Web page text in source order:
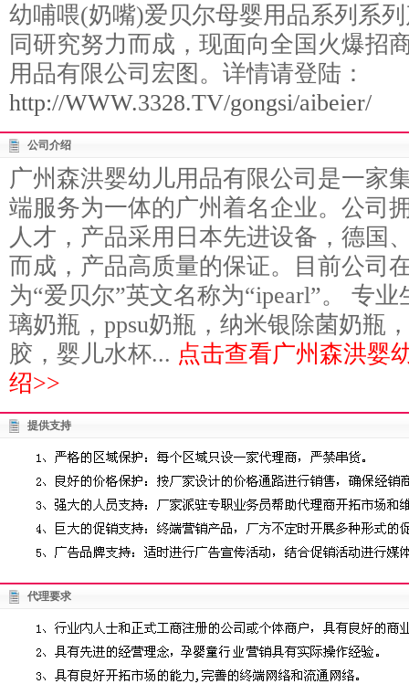
幼哺喂(奶嘴)爱贝尔母婴用品系列系
同研究努力而成，现面向全国火爆招
用品有限公司宏图。详情请登陆：
http://WWW.3328.TV/gongsi/aibeier/
公司介绍
广州森洪婴幼儿用品有限公司是一家
端服务为一体的广州着名企业。公司
人才，产品采用日本先进设备，德国
而成，产品高质量的保证。目前公司
为“爱贝尔”英文名称为“ipearl”。 专
璃奶瓶，ppsu奶瓶，纳米银除菌奶瓶
胶，婴儿水杯... 点击查看广州森洪婴
绍>>
提供支持
代理要求